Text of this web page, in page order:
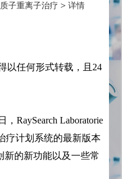
质子重离子治疗 > 详情
以任何形式转载，且24
RaySearch Laboratorie
疗计划系统的最新版本
新的新功能以及一些常